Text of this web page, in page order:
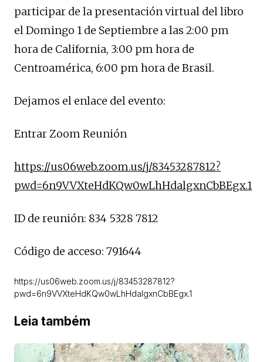
participar de la presentación virtual del libro
el Domingo 1 de Septiembre a las 2:00 pm
hora de California, 3:00 pm hora de
Centroamérica, 6:00 pm hora de Brasil.
Dejamos el enlace del evento:
Entrar Zoom Reunión
https://us06web.zoom.us/j/83453287812?
pwd=6n9VVXteHdKQw0wLhHdalgxnCbBEgx.1
ID de reunión: 834 5328 7812
Código de acceso: 791644
https://us06web.zoom.us/j/83453287812?
pwd=6n9VVXteHdKQw0wLhHdalgxnCbBEgx.1
Leia também